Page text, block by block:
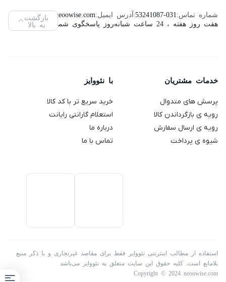
ساز کنوود
مدل
دولچه
Genio 2
مدل
تسکو
مدل TS
ویکومن
مدل
شماره تماس: 53241087-031
|آدرس ایمیل:info@neoowise.com
هفت روز هفته ، 24 ساعت شبانه‌روز پاسخگوی شما هستیم.
بازگشت
به بالا
خدمات مشتریان
پرسش های متدوال
رویه ی بازگرداندن کالا
رویه ی ارسال سفارش
شیوه ی پرداخت
با نئووایز
خرید سریع تر با کد کالا
استعلام گارانتی رایانت
درباره ما
تماس با ما
استفاده از مطالب اینترنتی نئووایز فقط برای مقاصد غیرتجاری و با ذکر منبع
بلامانع است. کلیه حقوق این سایت متعلق به نئووایز می‌باشد
Copyright © 2024 neoowise.com